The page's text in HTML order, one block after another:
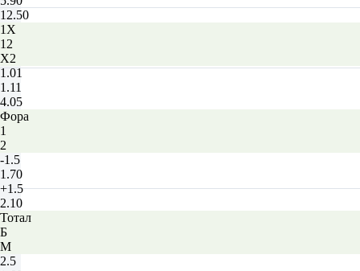
12.50
1X
12
X2
1.01
1.11
4.05
Фора
1
2
-1.5
1.70
+1.5
2.10
Тотал
Б
М
2.5